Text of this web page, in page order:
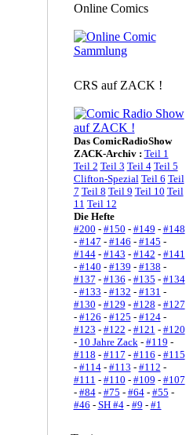
Online Comics
CRS auf ZACK !
Das ComicRadioShow
ZACK-Archiv : Teil 1
Teil 2 Teil 3 Teil 4 Teil 5
Clifton-Spezial Teil 6 Teil
7 Teil 8 Teil 9 Teil 10 Teil
11 Teil 12
Die Hefte
#200 - #150 - #149 - #148
- #147 - #146 - #145 -
#144- #143 - #142 - #141
- #140 - #139 - #138 -
#137 - #136 - #135 - #134
- #133 - #132 - #131 -
#130 - #129 - #128 - #127
- #126 - #125 - #124-
#123 - #122 - #121 - #120
- 10 Jahre Zack- #119 -
#118 - #117 - #116 - #115
- #114- #113 - #112 -
#111 - #110 - #109 - #107
- #84- #75 - #64- #55 -
#46 - SH #4- #9 - #1